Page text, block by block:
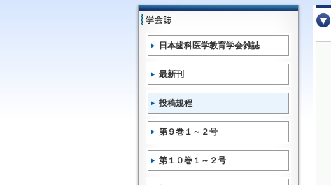
日本歯科医学教育学会雑誌
最新刊
投稿規程
第９巻１～２号
第１０巻１～２号